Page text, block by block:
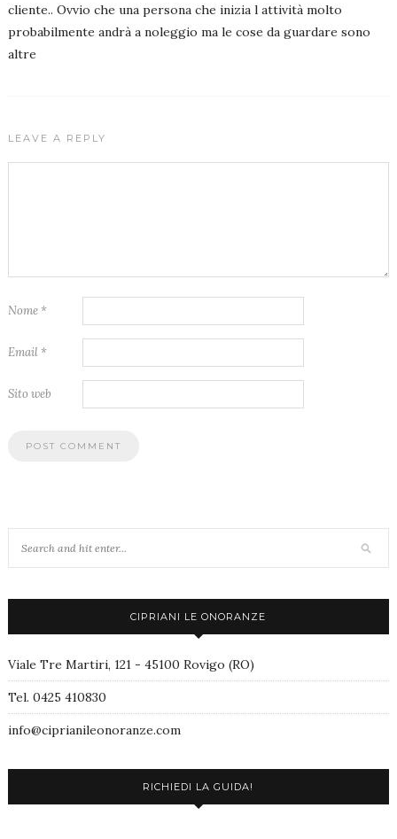
cliente.. Ovvio che una persona che inizia l attività molto
probabilmente andrà a noleggio ma le cose da guardare sono
altre
LEAVE A REPLY
Nome *
Email *
Sito web
CIPRIANI LE ONORANZE
Viale Tre Martiri, 121 - 45100 Rovigo (RO)
Tel. 0425 410830
info@ciprianileonoranze.com
RICHIEDI LA GUIDA!